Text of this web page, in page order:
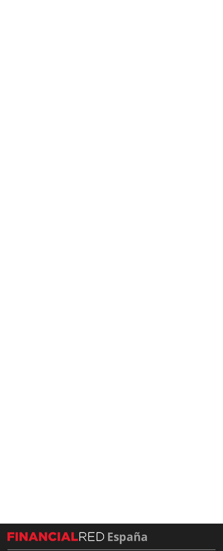
España